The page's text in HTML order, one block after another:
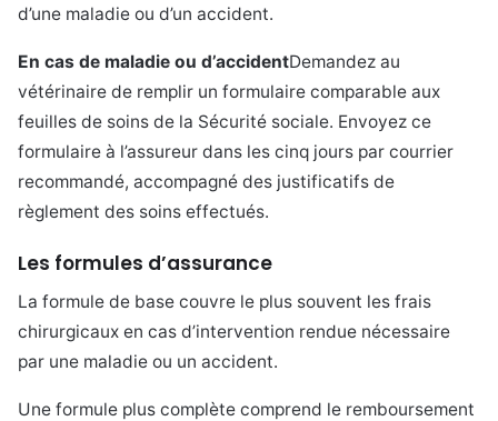
d’une maladie ou d’un accident.
En cas de maladie ou d’accidentDemandez au
vétérinaire de remplir un formulaire comparable aux
feuilles de soins de la Sécurité sociale. Envoyez ce
formulaire à l’assureur dans les cinq jours par courrier
recommandé, accompagné des justificatifs de
règlement des soins effectués.
Les formules d’assurance
La formule de base couvre le plus souvent les frais
chirurgicaux en cas d’intervention rendue nécessaire
par une maladie ou un accident.
Une formule plus complète comprend le remboursement